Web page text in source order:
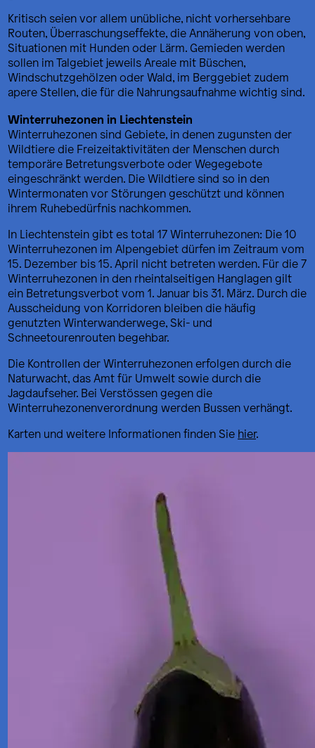
Kritisch seien vor allem unübliche, nicht vorhersehbare
Routen, Überraschungseffekte, die Annäherung von oben,
Situationen mit Hunden oder Lärm. Gemieden werden
sollen im Talgebiet jeweils Areale mit Büschen,
Windschutzgehölzen oder Wald, im Berggebiet zudem
apere Stellen, die für die Nahrungsaufnahme wichtig sind.
Winterruhezonen in Liechtenstein
Winterruhezonen sind Gebiete, in denen zugunsten der
Wildtiere die Freizeitaktivitäten der Menschen durch
temporäre Betretungsverbote oder Wegegebote
eingeschränkt werden. Die Wildtiere sind so in den
Wintermonaten vor Störungen geschützt und können
ihrem Ruhebedürfnis nachkommen.
In Liechtenstein gibt es total 17 Winterruhezonen: Die 10
Winterruhezonen im Alpengebiet dürfen im Zeitraum vom
15. Dezember bis 15. April nicht betreten werden. Für die 7
Winterruhezonen in den rheintalseitigen Hanglagen gilt
ein Betretungsverbot vom 1. Januar bis 31. März. Durch die
Ausscheidung von Korridoren bleiben die häufig
genutzten Winterwanderwege, Ski- und
Schneetourenrouten begehbar.
Die Kontrollen der Winterruhezonen erfolgen durch die
Naturwacht, das Amt für Umwelt sowie durch die
Jagdaufseher. Bei Verstössen gegen die
Winterruhezonenverordnung werden Bussen verhängt.
Karten und weitere Informationen finden Sie hier.